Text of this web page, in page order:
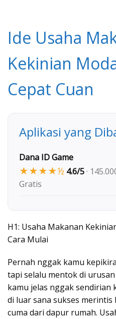
Ide Usaha
Kekinian
Cepat Cuan
Aplikasi yang
Dana ID Game
★★★★½ 4.6/5·
Gratis
H1: Usaha Makanan
Cara Mulai
Pernah nggak kamu
tapi selalu mentok di
kamu jelas nggak sendirian
di luar sana sukses
cuma dari dapur rumah.